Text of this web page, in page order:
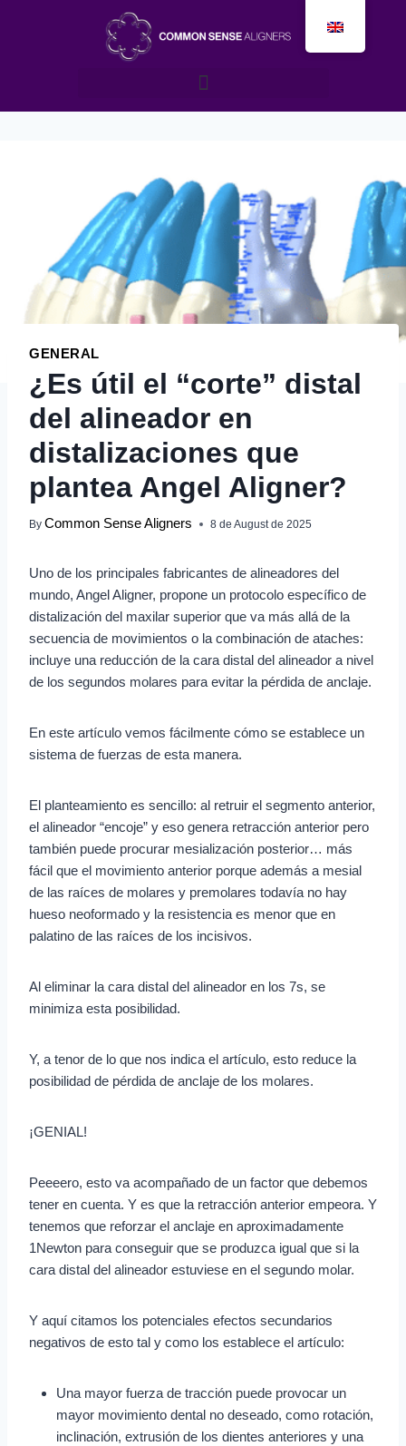
GENERAL
¿Es útil el “corte” distal
del alineador en
distalizaciones que
plantea Angel Aligner?
By Common Sense Aligners 8 de August de 2025
Uno de los principales fabricantes de alineadores del
mundo, Angel Aligner, propone un protocolo específico de
distalización del maxilar superior que va más allá de la
secuencia de movimientos o la combinación de ataches:
incluye una reducción de la cara distal del alineador a nivel
de los segundos molares para evitar la pérdida de anclaje.
En este artículo vemos fácilmente cómo se establece un
sistema de fuerzas de esta manera.
El planteamiento es sencillo: al retruir el segmento anterior,
el alineador “encoje” y eso genera retracción anterior pero
también puede procurar mesialización posterior… más
fácil que el movimiento anterior porque además a mesial
de las raíces de molares y premolares todavía no hay
hueso neoformado y la resistencia es menor que en
palatino de las raíces de los incisivos.
Al eliminar la cara distal del alineador en los 7s, se
minimiza esta posibilidad.
Y, a tenor de lo que nos indica el artículo, esto reduce la
posibilidad de pérdida de anclaje de los molares.
¡GENIAL!
Peeeero, esto va acompañado de un factor que debemos
tener en cuenta. Y es que la retracción anterior empeora. Y
tenemos que reforzar el anclaje en aproximadamente
1Newton para conseguir que se produzca igual que si la
cara distal del alineador estuviese en el segundo molar.
Y aquí citamos los potenciales efectos secundarios
negativos de esto tal y como los establece el artículo:
Una mayor fuerza de tracción puede provocar un
mayor movimiento dental no deseado, como rotación,
inclinación, extrusión de los dientes anteriores y una